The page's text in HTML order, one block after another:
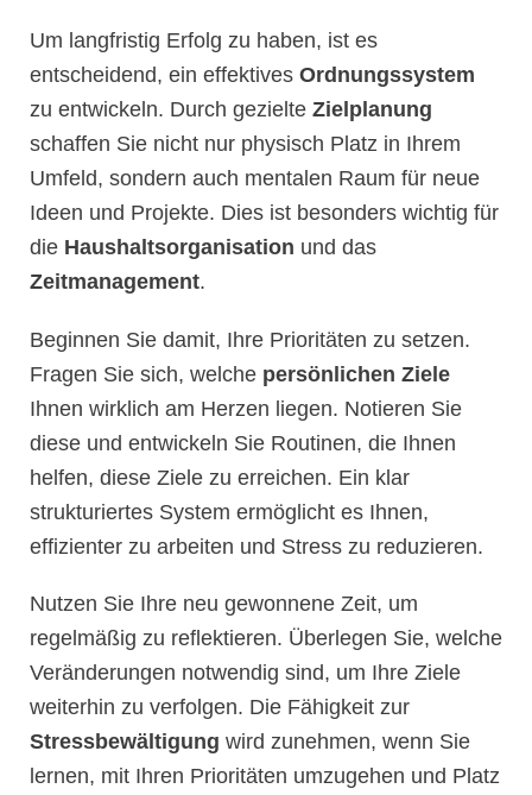
Um langfristig Erfolg zu haben, ist es
entscheidend, ein effektives Ordnungssystem
zu entwickeln. Durch gezielte Zielplanung
schaffen Sie nicht nur physisch Platz in Ihrem
Umfeld, sondern auch mentalen Raum für neue
Ideen und Projekte. Dies ist besonders wichtig für
die Haushaltsorganisation und das
Zeitmanagement.
Beginnen Sie damit, Ihre Prioritäten zu setzen.
Fragen Sie sich, welche persönlichen Ziele
Ihnen wirklich am Herzen liegen. Notieren Sie
diese und entwickeln Sie Routinen, die Ihnen
helfen, diese Ziele zu erreichen. Ein klar
strukturiertes System ermöglicht es Ihnen,
effizienter zu arbeiten und Stress zu reduzieren.
Nutzen Sie Ihre neu gewonnene Zeit, um
regelmäßig zu reflektieren. Überlegen Sie, welche
Veränderungen notwendig sind, um Ihre Ziele
weiterhin zu verfolgen. Die Fähigkeit zur
Stressbewältigung wird zunehmen, wenn Sie
lernen, mit Ihren Prioritäten umzugehen und Platz